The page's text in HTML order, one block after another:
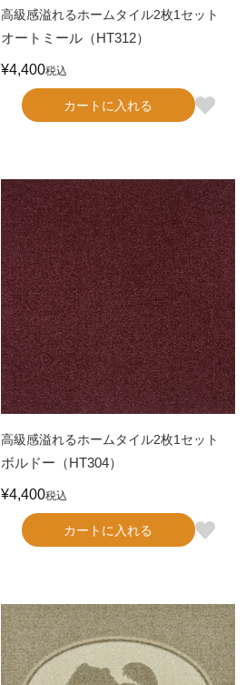
高級感溢れるホームタイル2枚1セット
オートミール（HT312）
¥4,400税込
カートに入れる
高級感溢れるホームタイル2枚1セット
ボルドー（HT304）
¥4,400税込
カートに入れる